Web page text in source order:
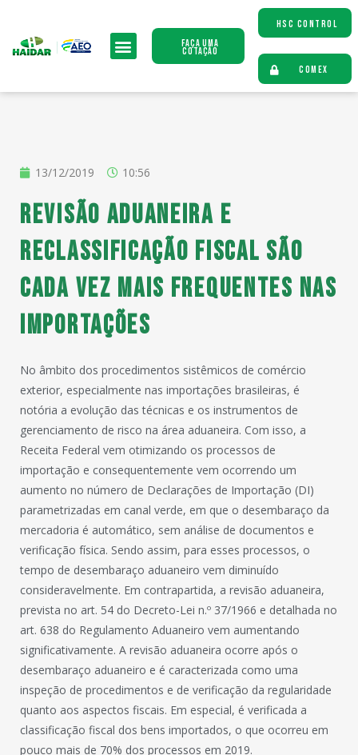
Faça uma
Cotação
HSC CONTROL
COMEX
13/12/2019 10:56
Revisão aduaneira e
reclassificação fiscal são
cada vez mais frequentes nas
importações
No âmbito dos procedimentos sistêmicos de comércio
exterior, especialmente nas importações brasileiras, é
notória a evolução das técnicas e os instrumentos de
gerenciamento de risco na área aduaneira. Com isso, a
Receita Federal vem otimizando os processos de
importação e consequentemente vem ocorrendo um
aumento no número de Declarações de Importação (DI)
parametrizadas em canal verde, em que o desembaraço da
mercadoria é automático, sem análise de documentos e
verificação física. Sendo assim, para esses processos, o
tempo de desembaraço aduaneiro vem diminuído
consideravelmente. Em contrapartida, a revisão aduaneira,
prevista no art. 54 do Decreto-Lei n.º 37/1966 e detalhada no
art. 638 do Regulamento Aduaneiro vem aumentando
significativamente. A revisão aduaneira ocorre após o
desembaraço aduaneiro e é caracterizada como uma
inspeção de procedimentos e de verificação da regularidade
quanto aos aspectos fiscais. Em especial, é verificada a
classificação fiscal dos bens importados, o que ocorreu em
pouco mais de 70% dos processos em 2019.